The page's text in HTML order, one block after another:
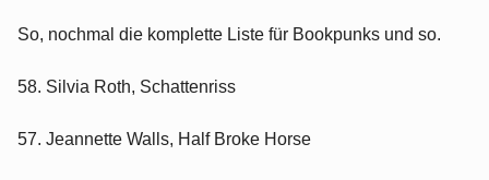
So, nochmal die komplette Liste für Bookpunks und so.
58. Silvia Roth, Schattenriss
57. Jeannette Walls, Half Broke Horse